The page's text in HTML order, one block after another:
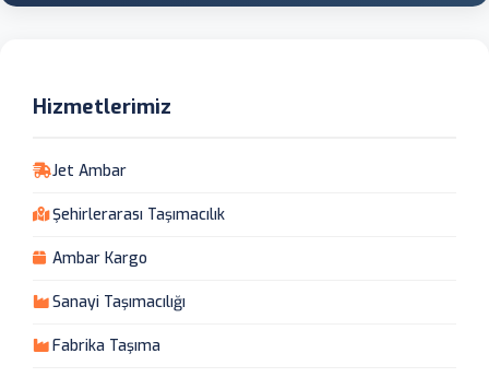
Hizmetlerimiz
Jet Ambar
Şehirlerarası Taşımacılık
Ambar Kargo
Sanayi Taşımacılığı
Fabrika Taşıma